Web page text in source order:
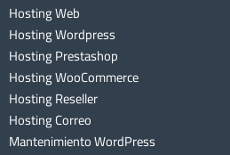
Hosting Web
Hosting Wordpress
Hosting Prestashop
Hosting WooCommerce
Hosting Reseller
Hosting Correo
Mantenimiento WordPress